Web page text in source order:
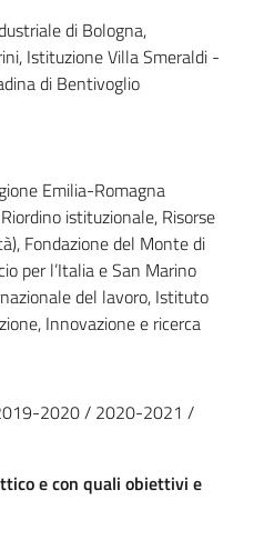
di Bologna,
Istituzione Villa Smeraldi -
di Bentivoglio
Emilia-Romagna
istituzionale, Risorse
Fondazione del Monte di
per l’Italia e San Marino
del lavoro, Istituto
Innovazione e ricerca
2020 / 2020-2021 /
e con quali obiettivi e